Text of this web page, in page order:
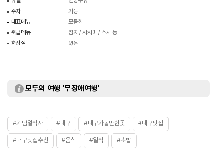
주차
가능
대표메뉴
모듬회
취급메뉴
참치 / 사시미 / 스시 등
화장실
있음
모두의 여행 '무장애여행'
#기념일식사 #대구 #대구가볼만한곳 #대구맛집
#대구맛집추천 #음식 #일식 #초밥